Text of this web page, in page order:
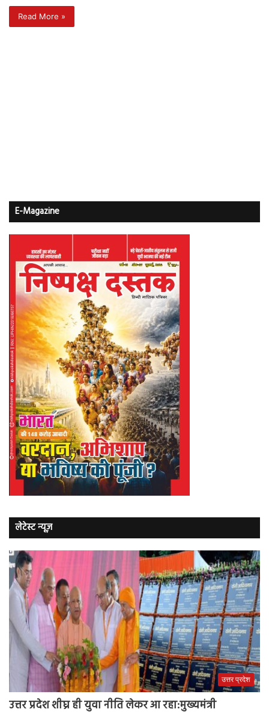
Read More »
E-Magazine
लेटेस्ट न्यूज़
उत्तर प्रदेश
उत्तर प्रदेश शीघ्र ही युवा नीति लेकर आ रहा:मुख्यमंत्री